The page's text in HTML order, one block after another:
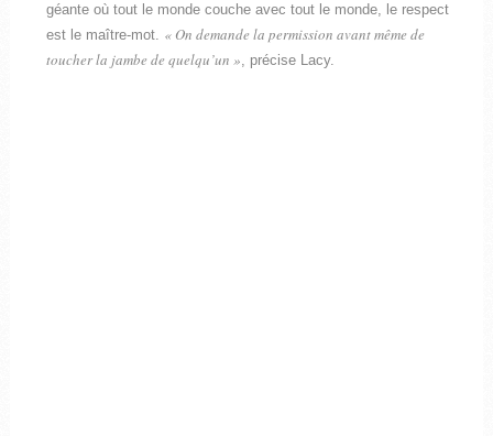
géante où tout le monde couche avec tout le monde, le respect
est le maître-mot. « On demande la permission avant même de
toucher la jambe de quelqu’un », précise Lacy.